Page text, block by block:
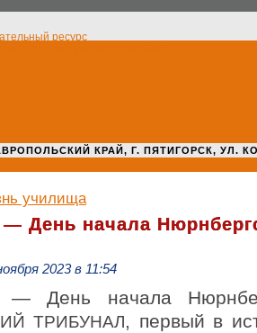
ресурс
КРАЙ, Г. ПЯТИГОРСК, УЛ.
училища
День начала
2023 в 11:54
День начала
ТРИБУНАЛ, первый в